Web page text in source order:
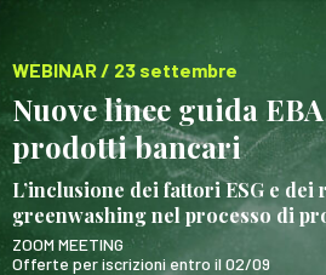
WEBINAR / 23 settembre
Nuove linee guida
prodotti bancari
L’inclusione dei fattori ESG e dei
greenwashing nel processo di
ZOOM MEETING
Offerte per iscrizioni entro il 02/09